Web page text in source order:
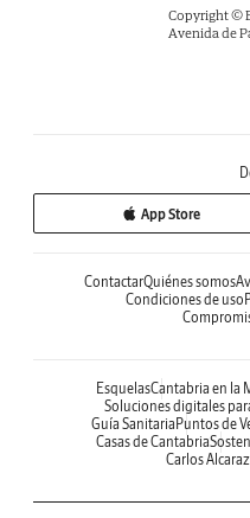
Copyright ©
Avenida de
App Store
ContactarQuiénes somos
Condiciones de uso
EsquelasCantabria en la
Soluciones digitales
Guía Sanitaria Puntos de
Casas de Cantabria
Carlos Alcaraz